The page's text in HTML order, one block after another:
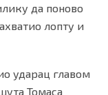
да поново
лопту и
ударац главом
Томаса